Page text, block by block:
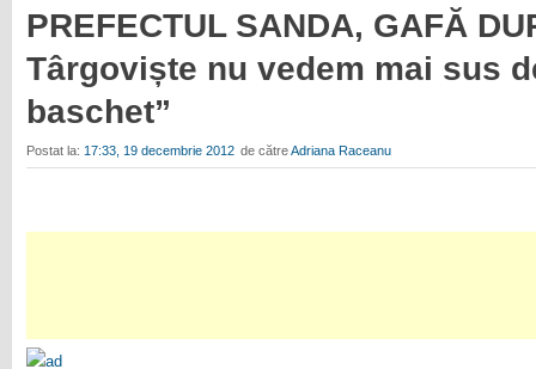
PREFECTUL SANDA, GAFĂ
Târgoviște nu vedem mai sus
baschet”
Postat la: 17:33, 19 decembrie 2012 de cătreAdriana Raceanu